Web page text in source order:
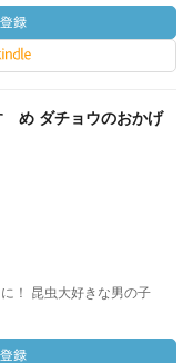
め ダチョウのおかげ
！ 昆虫大好きな男の子